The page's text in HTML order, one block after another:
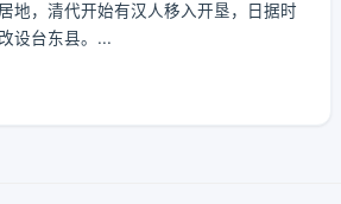
地，清代开始有汉人移入开垦，日据时
设台东县。...